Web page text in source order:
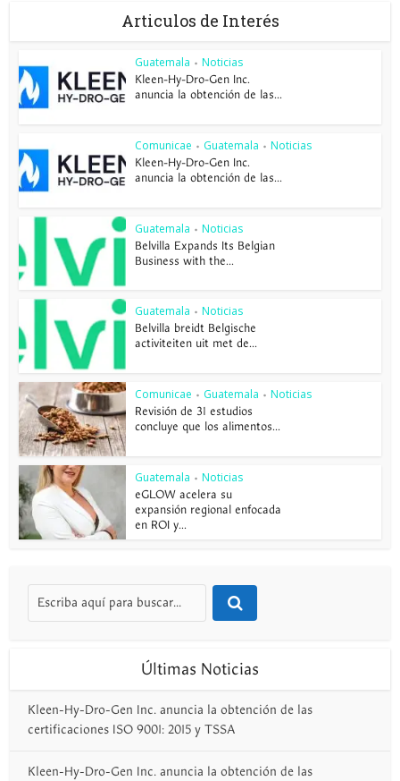
Articulos de Interés
Guatemala • Noticias
Kleen-Hy-Dro-Gen Inc.
anuncia la obtención de las...
Comunicae • Guatemala • Noticias
Kleen-Hy-Dro-Gen Inc.
anuncia la obtención de las...
Guatemala • Noticias
Belvilla Expands Its Belgian
Business with the...
Guatemala • Noticias
Belvilla breidt Belgische
activiteiten uit met de...
Comunicae • Guatemala • Noticias
Revisión de 31 estudios
concluye que los alimentos...
Guatemala • Noticias
eGLOW acelera su
expansión regional enfocada
en ROI y...
Últimas Noticias
Kleen-Hy-Dro-Gen Inc. anuncia la obtención de las
certificaciones ISO 9001: 2015 y TSSA
Kleen-Hy-Dro-Gen Inc. anuncia la obtención de las